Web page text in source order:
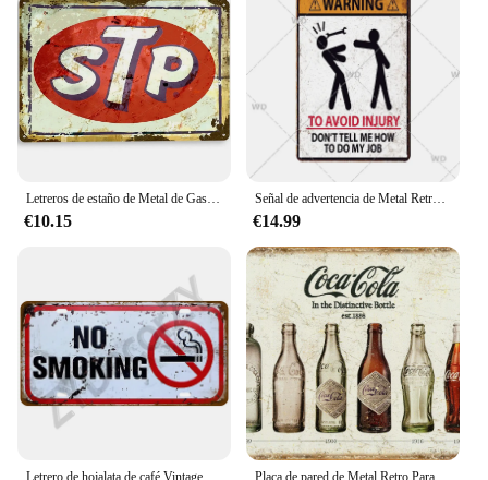
€10.15
Señal de advertencia de Metal Retro, placa de advertencia de peligro, cartel de estaño de precaución, placa de Metal para garaje, parque, hogar, cueva de hombre, decoración de pared
€14.99
Placa de pared de Metal Retro Para Bar, Pub, garaje, Hotel, comedor, cafetería, hogar, Cola